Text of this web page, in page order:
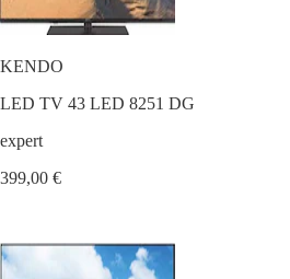
KENDO
LED TV 43 LED 8251 DG
expert
399,00 €